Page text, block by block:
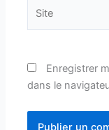
Enregistrer
dans le